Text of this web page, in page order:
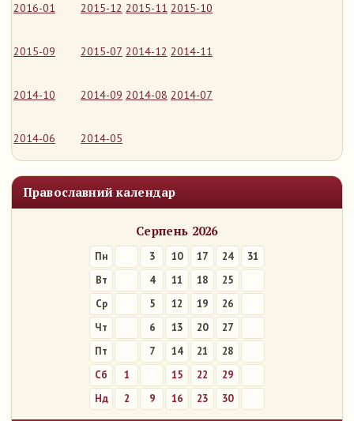
2016-01 2015-12 2015-11 2015-10
2015-09 2015-07 2014-12 2014-11
2014-10 2014-09 2014-08 2014-07
2014-06 2014-05
Православний календар
Серпень 2026
Пн 3 10 17 24
31
Вт
4 11 18
25
Ср
5 12 19
26
Чт
6 13 20
27
Пт
7 14 21
28
Сб
1 15 22
29
Нд
2 9 16 23 30